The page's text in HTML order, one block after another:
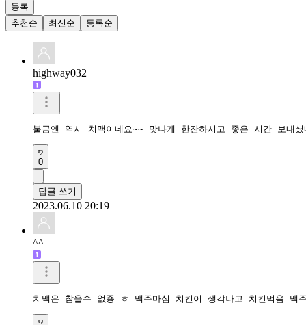
등록
추천순
최신순 등록순
highway032
불금엔 역시 치맥이네요~~ 맛나게 한잔하시고 좋은 시간 보내
0
답글 쓰기
2023.06.10 20:19
^^
치맥은 참을수 없죵 ㅎ 맥주마심 치킨이 생각나고 치킨먹음 맥